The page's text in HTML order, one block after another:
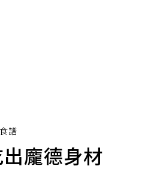
譜
龐德身材